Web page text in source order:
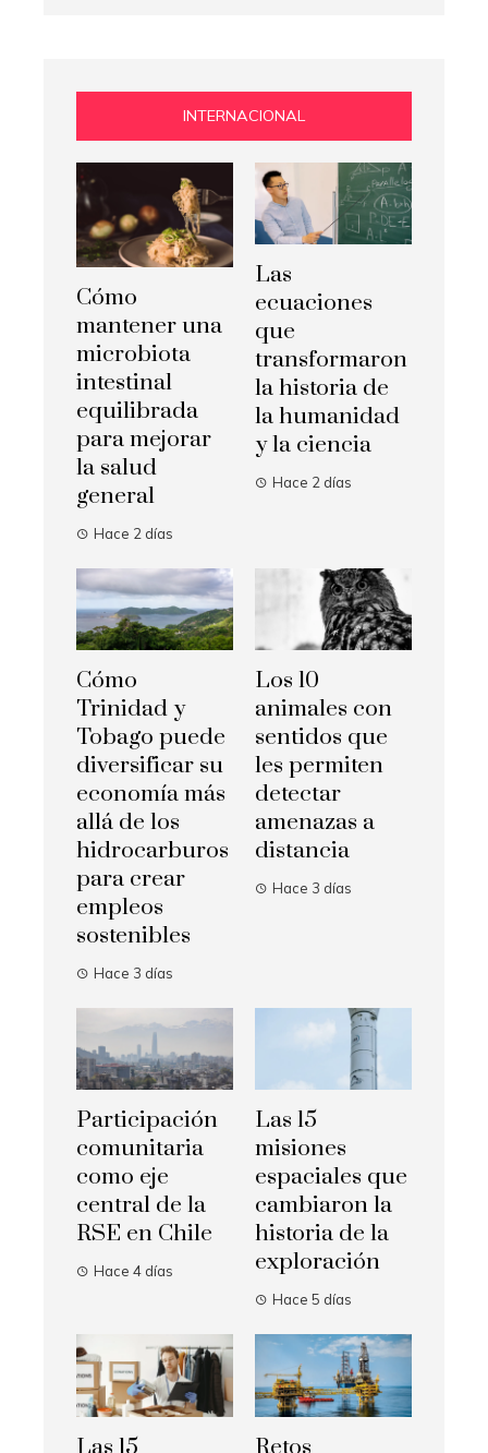
INTERNACIONAL
Cómo
mantener una
microbiota
intestinal
equilibrada
para mejorar
la salud
general
Hace 2 días
Las
ecuaciones
que
transformaron
la historia de
la humanidad
y la ciencia
Hace 2 días
Cómo
Trinidad y
Tobago puede
diversificar su
economía más
allá de los
hidrocarburos
para crear
empleos
sostenibles
Hace 3 días
Los 10
animales con
sentidos que
les permiten
detectar
amenazas a
distancia
Hace 3 días
Participación
comunitaria
como eje
central de la
RSE en Chile
Hace 4 días
Las 15
misiones
espaciales que
cambiaron la
historia de la
exploración
Hace 5 días
Las 15 Retos